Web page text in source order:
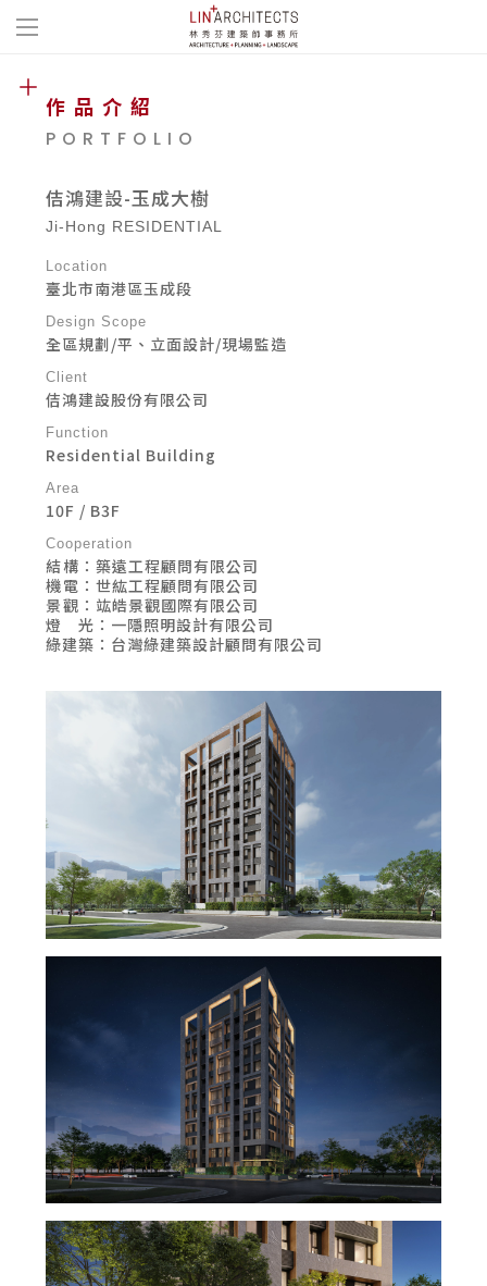
作品介紹
PORTFOLIO
佶鴻建設-玉成大樹
Ji-Hong RESIDENTIAL
Location
臺北市南港區玉成段
Design Scope
全區規劃/平、立面設計/現場監造
Client
佶鴻建設股份有限公司
Function
Residential Building
Area
10F / B3F
Cooperation
結ㅤ構：築遠工程顧問有限公司
機ㅤ電：世紘工程顧問有限公司
景ㅤ觀：竑皓景觀國際有限公司
燈 光：一隱照明設計有限公司
綠建築：台灣綠建築設計顧問有限公司